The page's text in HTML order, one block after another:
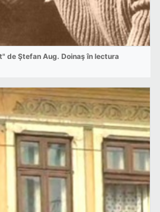
de Ştefan Aug. Doinaş în lectura